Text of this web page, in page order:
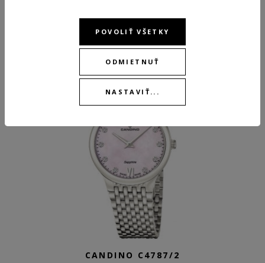
ODPORÚČANÉ PRODUKTY
CANDINO C4787/2
POVOLIŤ VŠETKY
ODMIETNUŤ
NASTAVIŤ...